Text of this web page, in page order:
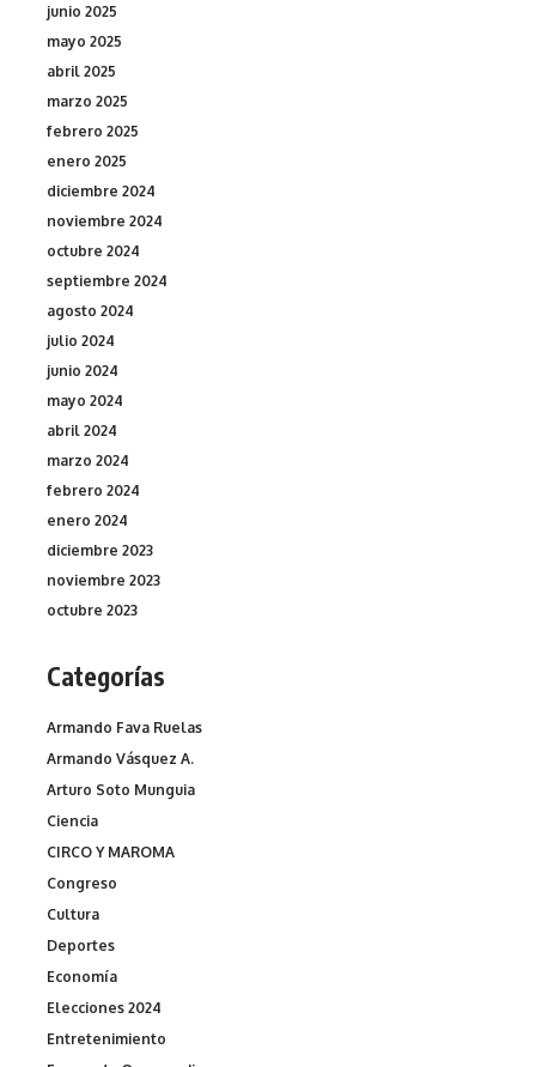
junio 2025
mayo 2025
abril 2025
marzo 2025
febrero 2025
enero 2025
diciembre 2024
noviembre 2024
octubre 2024
septiembre 2024
agosto 2024
julio 2024
junio 2024
mayo 2024
abril 2024
marzo 2024
febrero 2024
enero 2024
diciembre 2023
noviembre 2023
octubre 2023
Categorías
Armando Fava Ruelas
Armando Vásquez A.
Arturo Soto Munguia
Ciencia
CIRCO Y MAROMA
Congreso
Cultura
Deportes
Economía
Elecciones 2024
Entretenimiento